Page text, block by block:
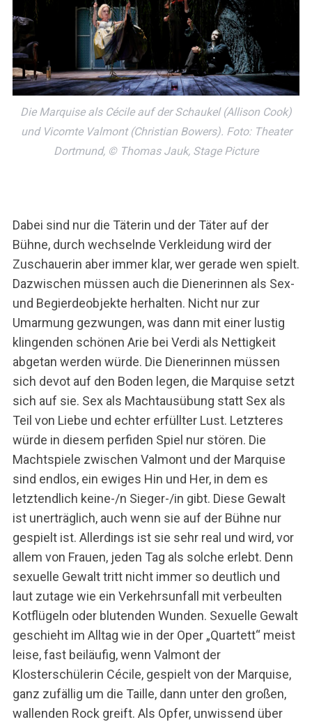
Die Marquise als Cécile auf der Schaukel (Allison Cook)
und Vicomte Valmont (Christian Bowers). Foto: Theater
Dortmund, © Thomas Jauk, Stage Picture
Dabei sind nur die Täterin und der Täter auf der
Bühne, durch wechselnde Verkleidung wird der
Zuschauerin aber immer klar, wer gerade wen spielt.
Dazwischen müssen auch die Dienerinnen als Sex-
und Begierdeobjekte herhalten. Nicht nur zur
Umarmung gezwungen, was dann mit einer lustig
klingenden schönen Arie bei Verdi als Nettigkeit
abgetan werden würde. Die Dienerinnen müssen
sich devot auf den Boden legen, die Marquise setzt
sich auf sie. Sex als Machtausübung statt Sex als
Teil von Liebe und echter erfüllter Lust. Letzteres
würde in diesem perfiden Spiel nur stören. Die
Machtspiele zwischen Valmont und der Marquise
sind endlos, ein ewiges Hin und Her, in dem es
letztendlich keine-/n Sieger-/in gibt. Diese Gewalt
ist unerträglich, auch wenn sie auf der Bühne nur
gespielt ist. Allerdings ist sie sehr real und wird, vor
allem von Frauen, jeden Tag als solche erlebt. Denn
sexuelle Gewalt tritt nicht immer so deutlich und
laut zutage wie ein Verkehrsunfall mit verbeulten
Kotflügeln oder blutenden Wunden. Sexuelle Gewalt
geschieht im Alltag wie in der Oper „Quartett“ meist
leise, fast beiläufig, wenn Valmont der
Klosterschülerin Cécile, gespielt von der Marquise,
ganz zufällig um die Taille, dann unter den großen,
wallenden Rock greift. Als Opfer, unwissend über
S
a
r
c